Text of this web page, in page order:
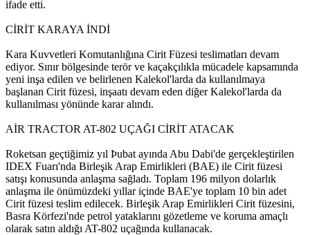
ifade etti.
CİRİT KARAYA İNDİ
Kara Kuvvetleri Komutanlığına Cirit Füzesi teslimatları devam
ediyor. Sınır bölgesinde terör ve kaçakçılıkla mücadele kapsamında
yeni inşa edilen ve belirlenen Kalekol'larda da kullanılmaya
başlanan Cirit füzesi, inşaatı devam eden diğer Kalekol'larda da
kullanılması yönünde karar alındı.
AİR TRACTOR AT-802 UÇAĞI CİRİT ATACAK
Roketsan geçtiğimiz yıl Þubat ayında Abu Dabi'de gerçekleştirilen
IDEX Fuarı'nda Birleşik Arap Emirlikleri (BAE) ile Cirit füzesi
satışı konusunda anlaşma sağladı. Toplam 196 milyon dolarlık
anlaşma ile önümüzdeki yıllar içinde BAE'ye toplam 10 bin adet
Cirit füzesi teslim edilecek. Birleşik Arap Emirlikleri Cirit füzesini,
Basra Körfezi'nde petrol yataklarını gözetleme ve koruma amaçlı
olarak satın aldığı AT-802 uçağında kullanacak.